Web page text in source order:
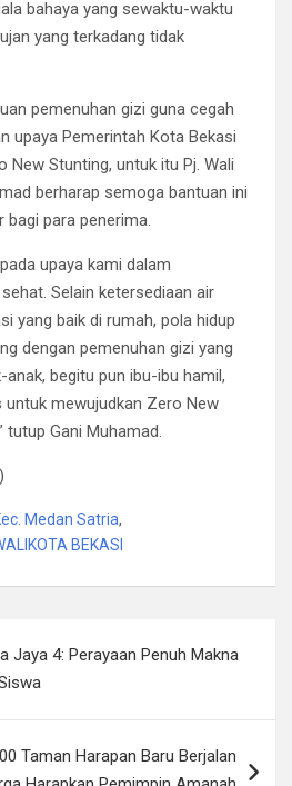
bahaya yang sewaktu-waktu
yang terkadang tidak
pemenuhan gizi guna cegah
upaya Pemerintah Kota Bekasi
New Stunting, untuk itu Pj. Wali
berharap semoga bantuan ini
para penerima.
upaya kami dalam
Selain ketersediaan air
yang baik di rumah, pola hidup
dengan pemenuhan gizi yang
begitu pun ibu-ibu hamil,
untuk mewujudkan Zero New
tutup Gani Muhamad.
Medan Satria,
BEKASI
Jaya 4: Perayaan Penuh Makna
Taman Harapan Baru Berjalan